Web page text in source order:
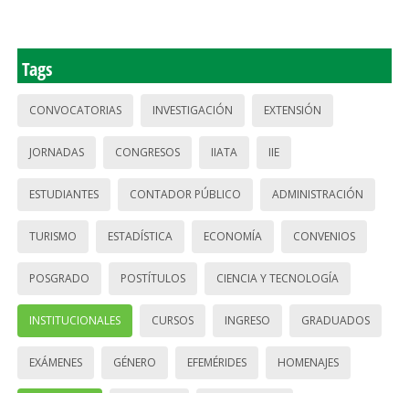
Tags
CONVOCATORIAS INVESTIGACIÓN EXTENSIÓN
JORNADAS CONGRESOS IIATA IIE
ESTUDIANTES CONTADOR PÚBLICO ADMINISTRACIÓN
TURISMO ESTADÍSTICA ECONOMÍA CONVENIOS
POSGRADO POSTÍTULOS CIENCIA Y TECNOLOGÍA
INSTITUCIONALES CURSOS INGRESO GRADUADOS
EXÁMENES GÉNERO EFEMÉRIDES HOMENAJES